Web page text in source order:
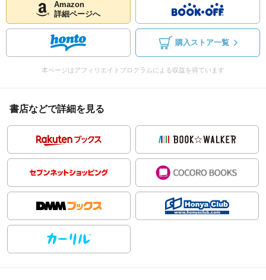
Amazon
詳細ページへ
購入ストア一覧
本ページはアフィリエイトプログラムによる収益を得ています
書店などで詳細を見る